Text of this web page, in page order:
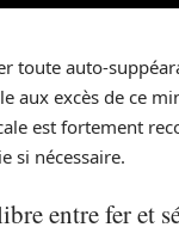
toute auto-
aux excès de ce
est fortement
si nécessaire.
entre fer et